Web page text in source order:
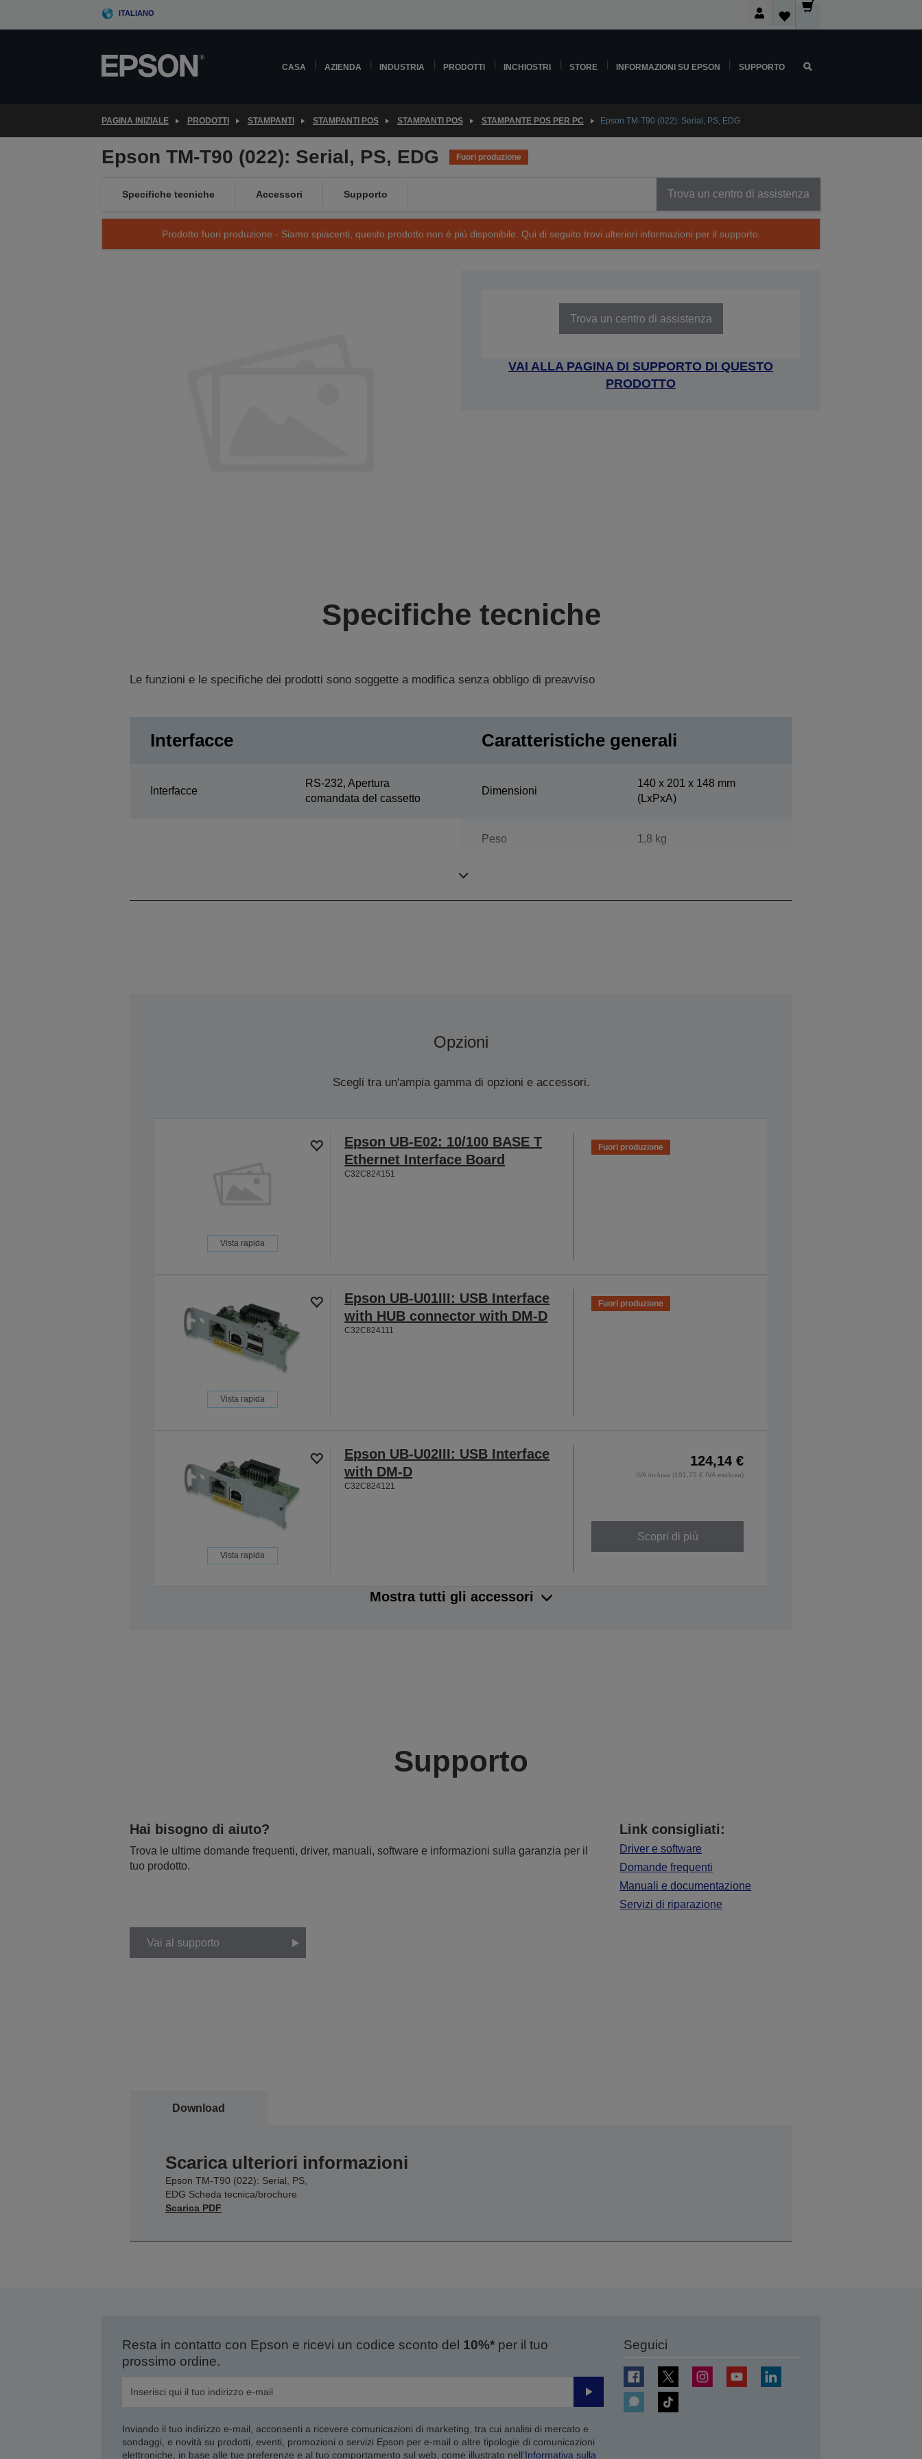
ITALIANO
CASA AZIENDA INDUSTRIA PRODOTTI INCHIOSTRI STORE INFORMAZIONI SU EPSON SUPPORTO
PAGINA INIZIALE PRODOTTI STAMPANTI STAMPANTI POS STAMPANTI POS STAMPANTE POS PER PC Epson TM-T90 (022): Serial, PS, EDG
Epson TM-T90 (022): Serial, PS, EDG Fuori produzione
Specifiche tecniche Accessori Supporto Trova un centro di assistenza
Prodotto fuori produzione - Siamo spiacenti, questo prodotto non è più disponibile. Qui di seguito trovi ulteriori informazioni per il supporto.
Trova un centro di assistenza
VAI ALLA PAGINA DI SUPPORTO DI QUESTO
PRODOTTO
Specifiche tecniche
Le funzioni e le specifiche dei prodotti sono soggette a modifica senza obbligo di preavviso
Interfacce
Interfacce
RS-232, Apertura
comandata del cassetto
Caratteristiche generali
Dimensioni
140‎ x 201 x 148 mm
(LxPxA)
Peso 1,8 kg
Opzioni
Scegli tra un'ampia gamma di opzioni e accessori.
Vista rapida
Epson UB-E02: 10/100 BASE T
Ethernet Interface Board
C32C824151
Fuori produzione
Vista rapida
Epson UB-U01III: USB Interface
with HUB connector with DM-D
C32C824111
Fuori produzione
Vista rapida
Epson UB-U02III: USB Interface
with DM-D
C32C824121
124,14 €
IVA inclusa (101,75 € IVA esclusa)
Scopri di più
Mostra tutti gli accessori
Supporto
Hai bisogno di aiuto?
Trova le ultime domande frequenti, driver, manuali, software e informazioni sulla garanzia per il
tuo prodotto.
Link consigliati:
Driver e software
Domande frequenti
Manuali e documentazione
Servizi di riparazione
Vai al supporto
Download
Scarica ulteriori informazioni
Epson TM-T90 (022): Serial, PS,
EDG Scheda tecnica/brochure
Scarica PDF
Resta in contatto con Epson e ricevi un codice sconto del 10%*per il tuo
prossimo ordine.
Invia
Inviando il tuo indirizzo e-mail, acconsenti a ricevere comunicazioni di marketing, tra cui analisi di mercato e
sondaggi, e novità su prodotti, eventi, promozioni o servizi Epson per e-mail o altre tipologie di comunicazioni
elettroniche, in base alle tue preferenze e al tuo comportamento sul web, come illustrato nell’Informativa sulla
Seguici